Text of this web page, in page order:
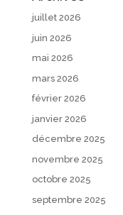
juillet 2026
juin 2026
mai 2026
mars 2026
février 2026
janvier 2026
décembre 2025
novembre 2025
octobre 2025
septembre 2025